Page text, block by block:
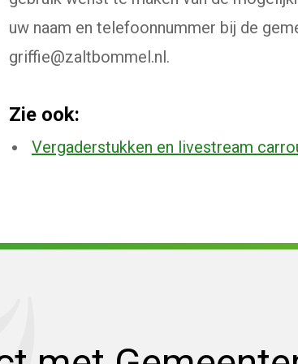
uw naam en telefoonnummer bij de
griffie@zaltbommel.nl.
Zie ook:
Vergaderstukken en livestream